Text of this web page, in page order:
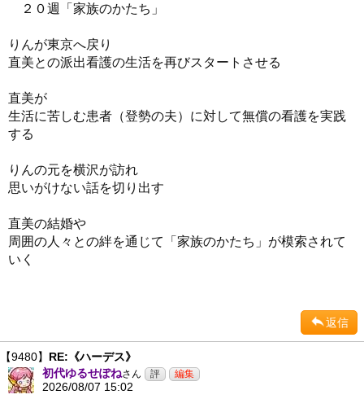
２０週「家族のかたち」
りんが東京へ戻り
直美との派出看護の生活を再びスタートさせる
直美が
生活に苦しむ患者（登勢の夫）に対して無償の看護を実践
する
りんの元を横沢が訪れ
思いがけない話を切り出す
直美の結婚や
周囲の人々との絆を通じて「家族のかたち」が模索されて
いく
返信
【9480】 RE:《ハーデス》
初代ゆるせぽねさん
2026/08/07 15:02